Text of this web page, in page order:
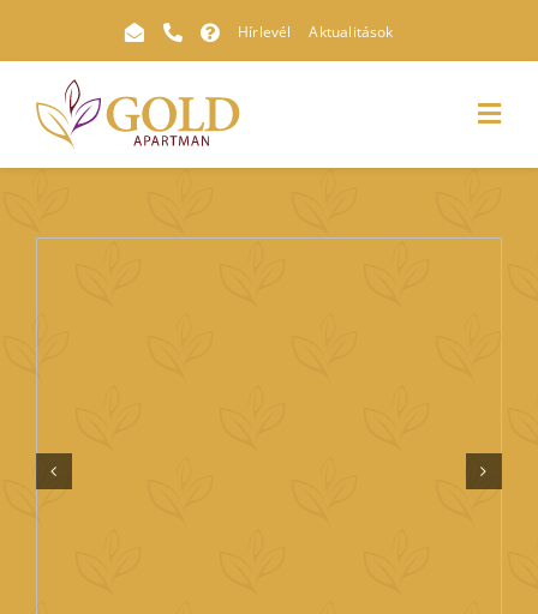
Hírlevél Aktualitások